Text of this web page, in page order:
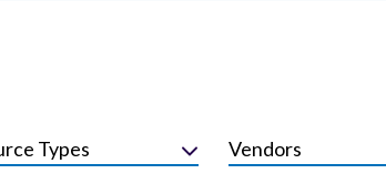
Types Vendors